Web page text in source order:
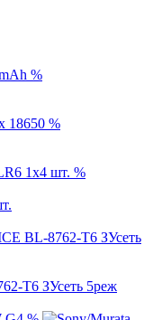
%
%
%
T6 ЗУсеть 5реж